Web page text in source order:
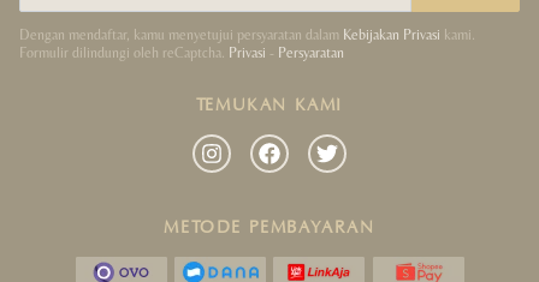
Dengan mendaftar, kamu menyetujui persyaratan dalam Kebijakan Privasi kami.
Formulir dilindungi oleh reCaptcha. Privasi - Persyaratan
TEMUKAN KAMI
METODE PEMBAYARAN